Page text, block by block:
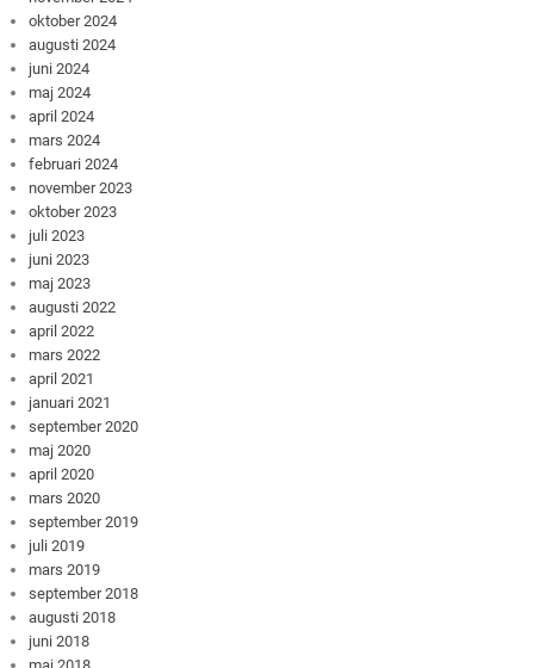
oktober 2024
augusti 2024
juni 2024
maj 2024
april 2024
mars 2024
februari 2024
november 2023
oktober 2023
juli 2023
juni 2023
maj 2023
augusti 2022
april 2022
mars 2022
april 2021
januari 2021
september 2020
maj 2020
april 2020
mars 2020
september 2019
juli 2019
mars 2019
september 2018
augusti 2018
juni 2018